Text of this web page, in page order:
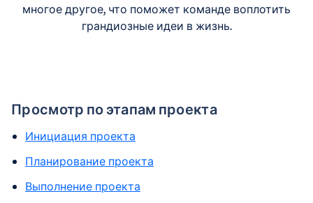
многое другое, что поможет команде воплотить
грандиозные идеи в жизнь.
Просмотр по этапам проекта
Инициация проекта
Планирование проекта
Выполнение проекта